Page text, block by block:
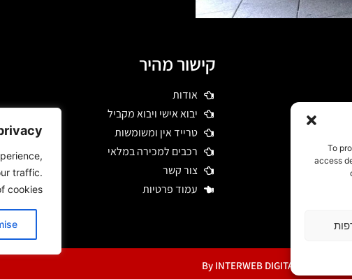
traffic.
cookies.
To
access
תוך כדי
קישור מהיר
אודות
יבוא אישי ויבוא מקביל
טרייד אין ומשומשות
רכבים למכירה במלאי
צור קשר
עמוד פרטיות